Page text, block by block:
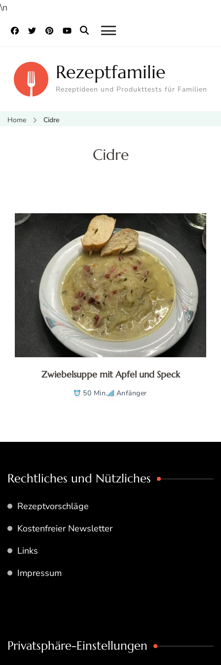
\n
Rezeptfamilie
Rezeptideen und Produkttests für Familien
Home Cidre
Cidre
Zwiebelsuppe mit Apfel und Speck
50 Min. Anfänger
Rechtliches und Nützliches
Rezeptvorschläge
Kostenfreier Newsletter
Links
Impressum
Privatsphäre-Einstellungen